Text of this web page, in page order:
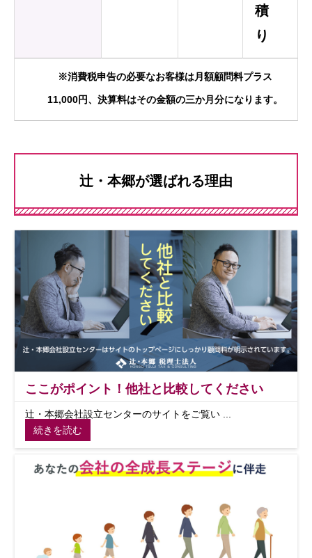
積
り
※消費税申告の必要なお客様は月額顧問料プラス
11,000円、決算料はその金額の三か月分になります。
辻・本郷が選ばれる理由
ここがポイント！他社と比較してください
辻・本郷会社設立センターのサイトをご覧い ...
続きを読む